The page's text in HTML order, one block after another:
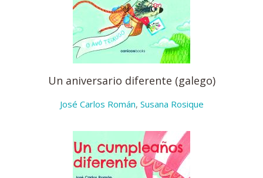
Un aniversario diferente (galego)
José Carlos Román, Susana Rosique